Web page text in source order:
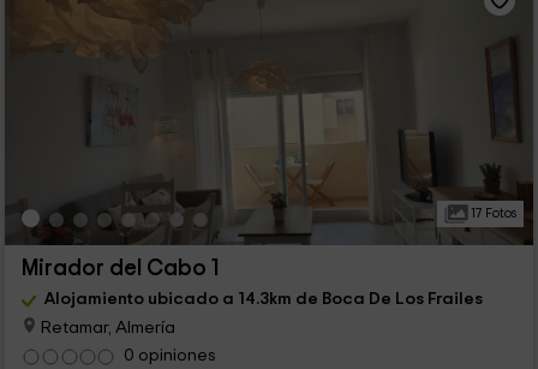
17 Fotos
Mirador del Cabo 1
Alojamiento ubicado a 14.3km de Boca De Los Frailes
Retamar, Almería
0 opiniones